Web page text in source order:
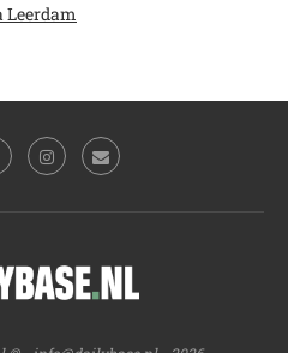
Leerdam